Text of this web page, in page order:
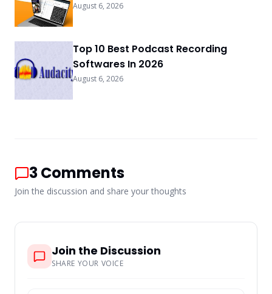
August 6, 2026
Top 10 Best Podcast Recording
Softwares In 2026
August 6, 2026
3Comments
Join the discussion and share your thoughts
Join the Discussion
SHARE YOUR VOICE